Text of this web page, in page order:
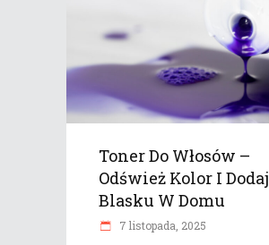
Toner Do Włosów –
Odśwież Kolor I Dodaj
Blasku W Domu
7 listopada, 2025